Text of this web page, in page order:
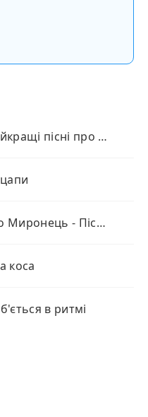
Перемога 2025 - Найкращі пісні про перемогу
MNISHEK feat. Юрко Миронець - Пісня Землі
коса
в ритмі